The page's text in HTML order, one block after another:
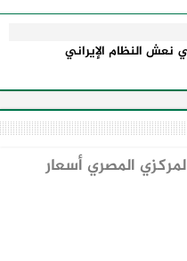
نعش النظام الإيراني
المصري أسعار